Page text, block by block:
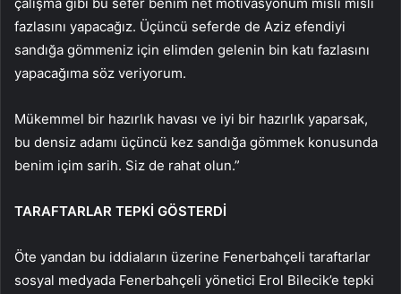
fazlasını yapacağız. Üçüncü seferde de Aziz efendiyi
sandığa gömmeniz için elimden gelenin bin katı fazlasını
yapacağıma söz veriyorum.
Mükemmel bir hazırlık havası ve iyi bir hazırlık yaparsak,
bu densiz adamı üçüncü kez sandığa gömmek konusunda
benim içim sarih. Siz de rahat olun.”
TARAFTARLAR TEPKİ GÖSTERDİ
Öte yandan bu iddiaların üzerine Fenerbahçeli taraftarlar
sosyal medyada Fenerbahçeli yönetici Erol Bilecik’e tepki